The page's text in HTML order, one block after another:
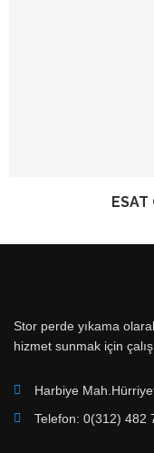
ESAT
Stor perde yıkama
hizmet sunmak için
Harbiye
Telefon: 0(312) 482